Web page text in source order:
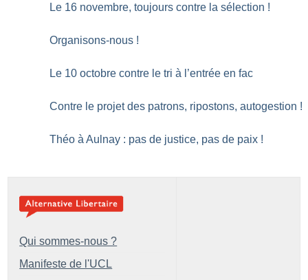
Le 16 novembre, toujours contre la sélection !
Organisons-nous !
Le 10 octobre contre le tri à l’entrée en fac
Contre le projet des patrons, ripostons, autogestion !
Théo à Aulnay : pas de justice, pas de paix !
Qui sommes-nous ?
Manifeste de l'UCL